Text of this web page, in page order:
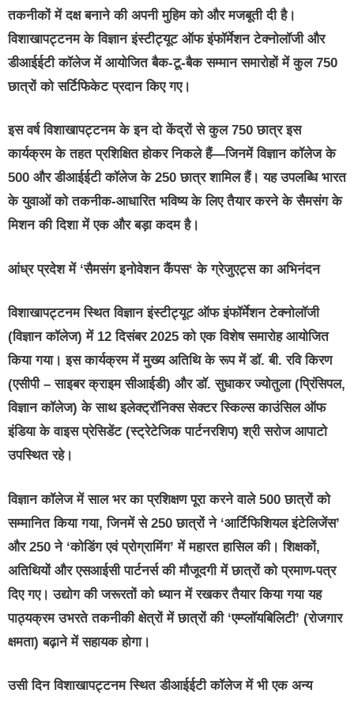
तकनीकों में दक्ष बनाने की अपनी मुहिम को और मजबूती दी है।
विशाखापट्टनम के विज्ञान इंस्टीट्यूट ऑफ इंफॉर्मेशन टेक्नोलॉजी और
डीआईईटी कॉलेज में आयोजित बैक-टू-बैक सम्मान समारोहों में कुल 750
छात्रों को सर्टिफिकेट प्रदान किए गए।
इस वर्ष विशाखापट्टनम के इन दो केंद्रों से कुल 750 छात्र इस
कार्यक्रम के तहत प्रशिक्षित होकर निकले हैं—जिनमें विज्ञान कॉलेज के
500 और डीआईईटी कॉलेज के 250 छात्र शामिल हैं। यह उपलब्धि भारत
के युवाओं को तकनीक-आधारित भविष्य के लिए तैयार करने के सैमसंग के
मिशन की दिशा में एक और बड़ा कदम है।
आंध्र प्रदेश में ‘सैमसंग इनोवेशन कैंपस‘के ग्रेजुएट्स का अभिनंदन
विशाखापट्टनम स्थित विज्ञान इंस्टीट्यूट ऑफ इंफॉर्मेशन टेक्नोलॉजी
(विज्ञान कॉलेज) में 12 दिसंबर 2025 को एक विशेष समारोह आयोजित
किया गया। इस कार्यक्रम में मुख्य अतिथि के रूप में डॉ. बी. रवि किरण
(एसीपी – साइबर क्राइम सीआईडी) और डॉ. सुधाकर ज्योतुला (प्रिंसिपल,
विज्ञान कॉलेज) के साथ इलेक्ट्रॉनिक्स सेक्टर स्किल्स काउंसिल ऑफ
इंडिया के वाइस प्रेसिडेंट (स्ट्रेटेजिक पार्टनरशिप) श्री सरोज आपाटो
उपस्थित रहे।
विज्ञान कॉलेज में साल भर का प्रशिक्षण पूरा करने वाले 500 छात्रों को
सम्मानित किया गया, जिनमें से 250 छात्रों ने ‘आर्टिफिशियल इंटेलिजेंस’
और 250 ने ‘कोडिंग एवं प्रोग्रामिंग’ में महारत हासिल की। शिक्षकों,
अतिथियों और एसआईसी पार्टनर्स की मौजूदगी में छात्रों को प्रमाण-पत्र
दिए गए। उद्योग की जरूरतों को ध्यान में रखकर तैयार किया गया यह
पाठ्यक्रम उभरते तकनीकी क्षेत्रों में छात्रों की ‘एम्प्लॉयबिलिटी’ (रोजगार
क्षमता) बढ़ाने में सहायक होगा।
उसी दिन विशाखापट्टनम स्थित डीआईईटी कॉलेज में भी एक अन्य